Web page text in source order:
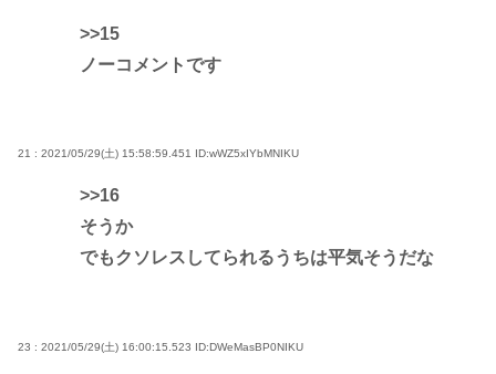
>>15
ノーコメントです
21 : 2021/05/29(土) 15:58:59.451 ID:wWZ5xIYbMNIKU
>>16
そうか
でもクソレスしてられるうちは平気そうだな
23 : 2021/05/29(土) 16:00:15.523 ID:DWeMasBP0NIKU